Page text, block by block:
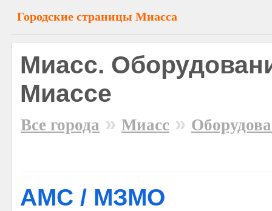
Городские страницы Миасса
Миасс.
Миассе
Все города » Миасс »
АМС / МЗМО